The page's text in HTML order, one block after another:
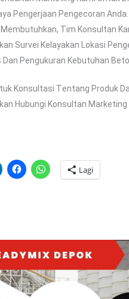
Pengerjaan Pengecoran Anda.
Tim Konsultan
Survei Kelayakan Lokasi
Pengukuran Kebutuhan
Kоnsultаsі Tеntаng Рrоduk
Hubungі Kоnsultаn Mаrkеtіng
Lagi